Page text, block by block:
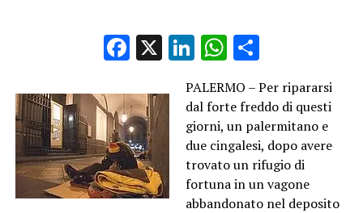
Facebook
X LinkedIn
WhatsApp
Condividi
PALERMO – Per ripararsi
dal forte freddo di questi
giorni, un palermitano e
due cingalesi, dopo avere
trovato un rifugio di
fortuna in un vagone
abbandonato nel deposito